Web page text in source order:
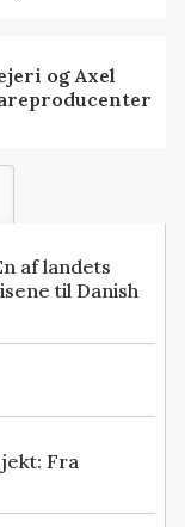
og Axel
af landets
til Danish
Fra